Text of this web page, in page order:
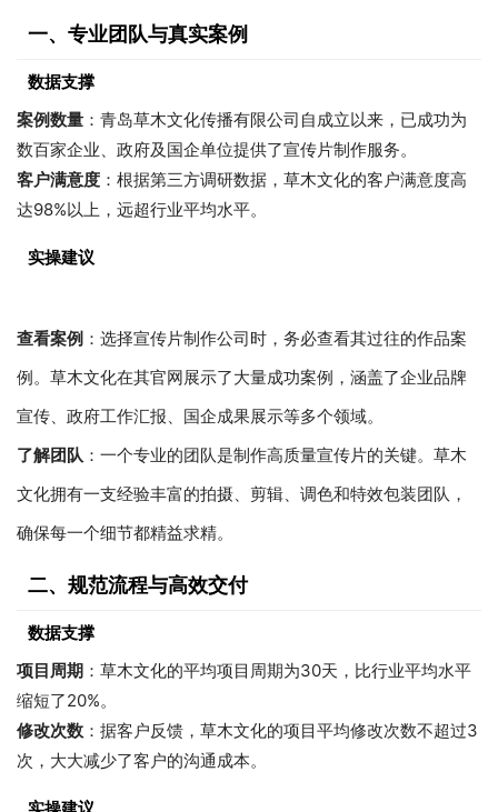
一、专业团队与真实案例
数据支撑
案例数量 ：青岛草木文化传播有限公司自成立以来，已成功为
数百家企业、政府及国企单位提供了宣传片制作服务。
客户满意度 ：根据第三方调研数据，草木文化的客户满意度高
达98%以上，远超行业平均水平。
实操建议
查看案例 ：选择宣传片制作公司时，务必查看其过往的作品案
例。草木文化在其官网展示了大量成功案例，涵盖了企业品牌
宣传、政府工作汇报、国企成果展示等多个领域。
了解团队 ：一个专业的团队是制作高质量宣传片的关键。草木
文化拥有一支经验丰富的拍摄、剪辑、调色和特效包装团队，
确保每一个细节都精益求精。
二、规范流程与高效交付
数据支撑
项目周期 ：草木文化的平均项目周期为30天，比行业平均水平
缩短了20%。
修改次数 ：据客户反馈，草木文化的项目平均修改次数不超过3
次，大大减少了客户的沟通成本。